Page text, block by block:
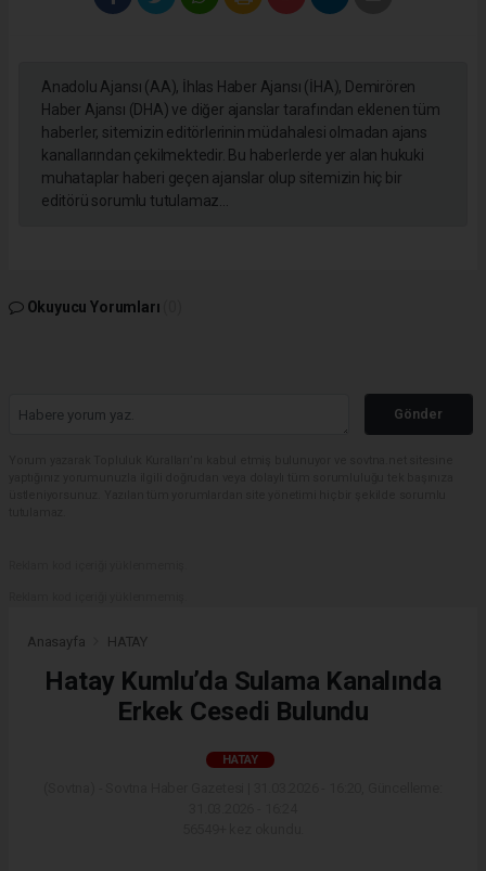
Anadolu Ajansı (AA), İhlas Haber Ajansı (İHA), Demirören
Haber Ajansı (DHA) ve diğer ajanslar tarafından eklenen tüm
haberler, sitemizin editörlerinin müdahalesi olmadan ajans
kanallarından çekilmektedir. Bu haberlerde yer alan hukuki
muhataplar haberi geçen ajanslar olup sitemizin hiç bir
editörü sorumlu tutulamaz...
Okuyucu Yorumları
Gönder
Anasayfa HATAY
Hatay Kumlu’da Sulama Kanalında
Erkek Cesedi Bulundu
HATAY